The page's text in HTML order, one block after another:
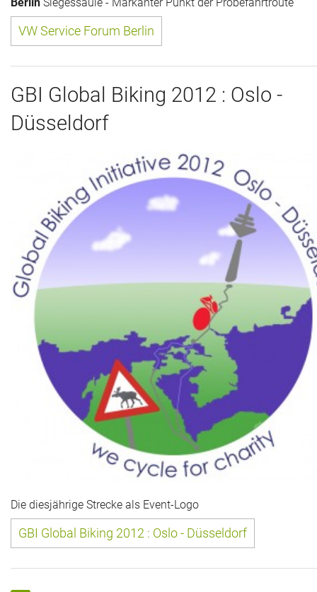
Berlin Siegessäule - Markanter Punkt der Probefahrtroute
VW Service Forum Berlin
GBI Global Biking 2012 : Oslo -
Düsseldorf
Die diesjährige Strecke als Event-Logo
GBI Global Biking 2012 : Oslo - Düsseldorf